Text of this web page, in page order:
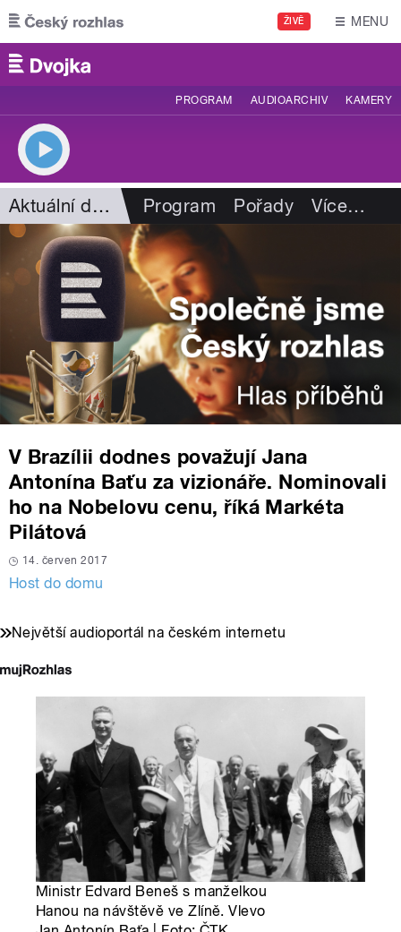
Přejít k hlavnímu obsahu
ŽIVĚ MENU
PROGRAM AUDIOARCHIV KAMERY
Aktuální dění Program Pořady Více…
V Brazílii dodnes považují Jana
Antonína Baťu za vizionáře. Nominovali
ho na Nobelovu cenu, říká Markéta
Pilátová
14. červen 2017
Host do domu
Největší audioportál na českém internetu
Ministr Edvard Beneš s manželkou
Hanou na návštěvě ve Zlíně. Vlevo